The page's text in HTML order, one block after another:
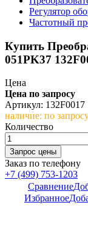
Регулятор
Частотный
Купить
051PK37
Цена
Цена по запросу
Артикул: 132F0017
наличие: по
Количество
Заказ по телефону
+7 (499) 753-1203
Сравнение
Избранное